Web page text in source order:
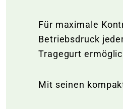
Für maximale
Betriebsdruck
Tragegurt
Mit seinen